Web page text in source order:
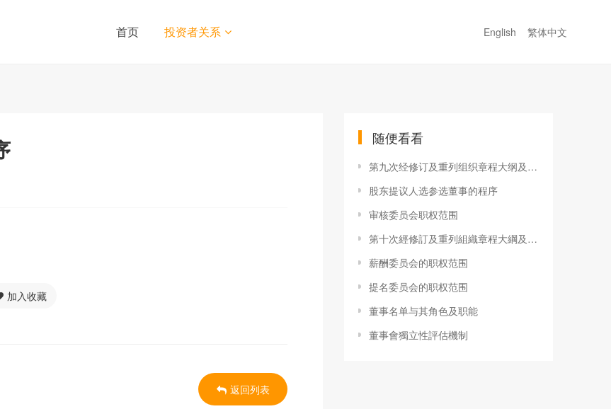
首页 投资者关系 English 繁体中文
加入收藏
返回列表
随便看看
第九次经修订及重列组织章程大纲及细则
股东提议人选参选董事的程序
审核委员会职权范围
第十次經修訂及重列組織章程大綱及細則
薪酬委员会的职权范围
提名委员会的职权范围
董事名单与其角色及职能
董事會獨立性評估機制